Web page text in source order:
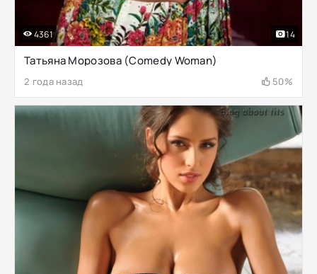
Татьяна Морозова (Comedy Woman)
2 года назад 50%
4361 14